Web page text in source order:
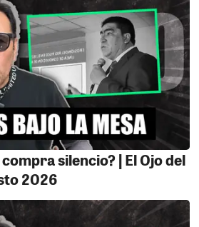
no alcanzó un
a pesar de la profusión de
entre los votantes. Es
persiste en su ceguera ante una
políticas como las
"muchachón" Belmont y Jorge
prebenda de un solo regalo,
en votos a su partido.
de Pisco ha retomado
ejerciendo presión sobre sus
para perpetuar la desgastada
por un voto", evidenciando un
la dignidad de la ciudadanía.
silencio? | El Ojo del
2026